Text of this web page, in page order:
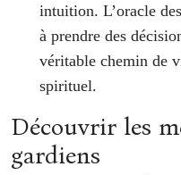
intuition. L’oracle
à prendre des
véritable chemin de
spirituel.
Découvrir les
gardiens